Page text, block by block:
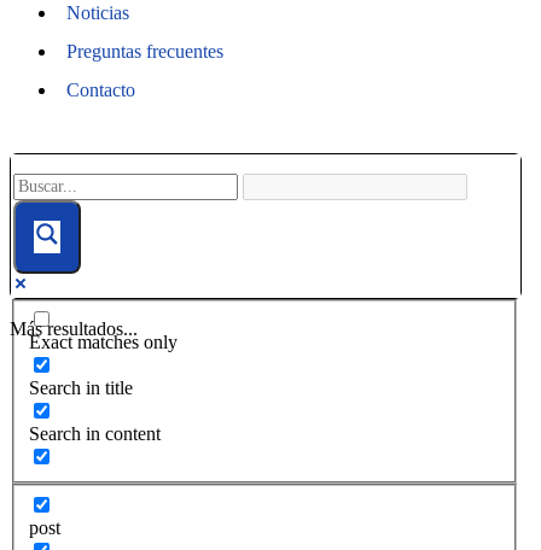
Noticias
Preguntas frecuentes
Contacto
Más resultados...
Exact matches only
Search in title
Search in content
post